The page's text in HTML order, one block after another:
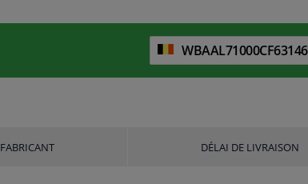
FABRICANT DÉLAI DE LIVRAISON